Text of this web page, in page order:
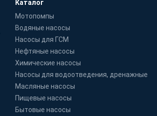
Каталог
Мотопомпы
Водяные насосы
Насосы для ГСМ
Нефтяные насосы
Химические насосы
Насосы для водоотведения, дренажные
Масляные насосы
Пищевые насосы
Бытовые насосы